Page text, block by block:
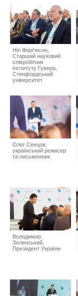
Ніл Ферґюсон,
Старший науковий
співробітник
Інституту Гувера,
Стенфордський
університет
Олег Сенцов,
український режисер
та письменник
Володимир
Зеленський,
Президент України